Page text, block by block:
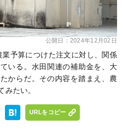
公開日： 2024年12月02日
予算につけた注文に対し、関係
いる。水田関連の補助金を、大
からだ。その内容を踏まえ、農
みたい。
URLをコピー